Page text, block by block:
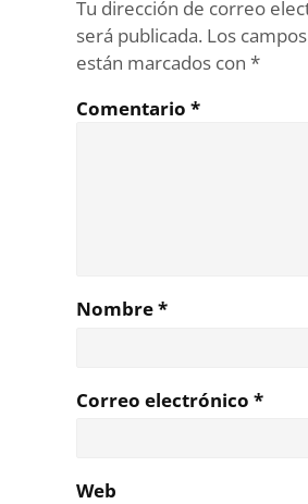
Tu dirección de correo
será publicada. Los
están marcados con *
Comentario *
Nombre*
Correo electrónico *
Web